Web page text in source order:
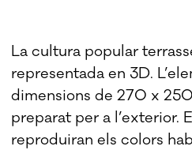
La cultura popular
representada en 3D.
dimensions de 270 x
preparat per a l’exterior.
reproduiran els colors